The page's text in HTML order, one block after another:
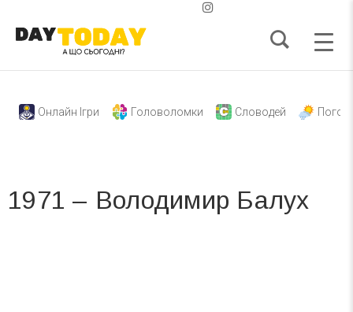
Онлайн Ігри Головоломки Словодей
1971 – Володимир Балух